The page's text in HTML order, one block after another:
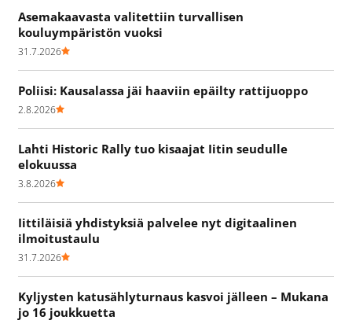
Asemakaavasta valitettiin turvallisen
kouluympäristön vuoksi
31.7.2026
Poliisi: Kausalassa jäi haaviin epäilty rattijuoppo
2.8.2026
Lahti Historic Rally tuo kisaajat Iitin seudulle
elokuussa
3.8.2026
Iittiläisiä yhdistyksiä palvelee nyt digitaalinen
ilmoitustaulu
31.7.2026
Kyljysten katusählyturnaus kasvoi jälleen – Mukana
jo 16 joukkuetta